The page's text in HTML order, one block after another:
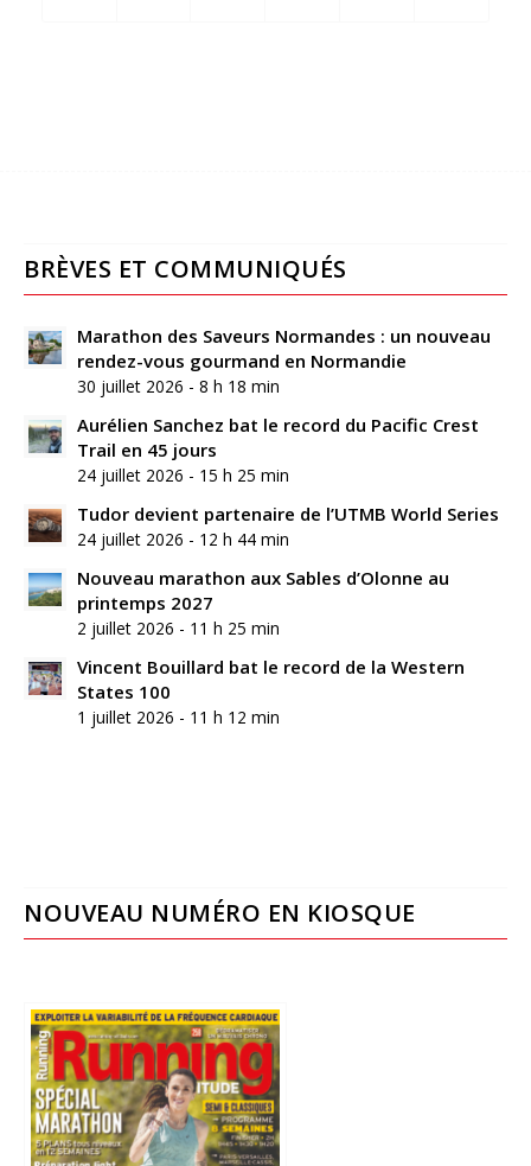
BRÈVES ET COMMUNIQUÉS
Marathon des Saveurs Normandes : un nouveau
rendez-vous gourmand en Normandie
30 juillet 2026 - 8 h 18 min
Aurélien Sanchez bat le record du Pacific Crest
Trail en 45 jours
24 juillet 2026 - 15 h 25 min
Tudor devient partenaire de l’UTMB World Series
24 juillet 2026 - 12 h 44 min
Nouveau marathon aux Sables d’Olonne au
printemps 2027
2 juillet 2026 - 11 h 25 min
Vincent Bouillard bat le record de la Western
States 100
1 juillet 2026 - 11 h 12 min
NOUVEAU NUMÉRO EN KIOSQUE